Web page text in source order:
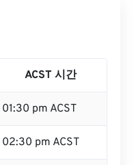
ACST 시간
01:30 pm ACST
02:30 pm ACST